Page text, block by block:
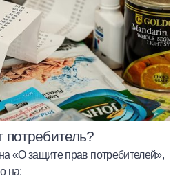
потребитель?
«О защите прав потребителей»,
на: